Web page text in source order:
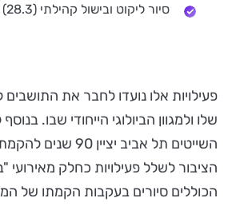
סיור ליקוט ובישול קהילתי (28.3) בנחל פרדסים.
פעילויות אלו נועדו לחבר את התושבים
שלו ולמגוון הביולוגי הייחודי שבו.
השייטים תל אביב יציין
הציבור לשלל פעילויות כחלק מאירועי
הכוללים סיורים בעקבות הקמתו של